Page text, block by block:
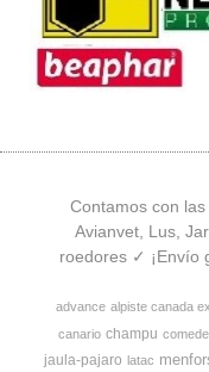
Contamos con
Avianvet, Lus,
roedores ✓ ¡Envío
advance alpiste canada
canario champu
jaula-pajaro latac